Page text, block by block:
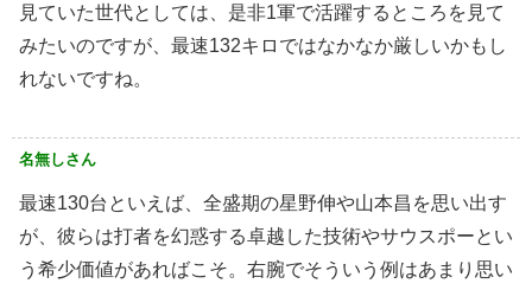
見ていた世代としては、是非1軍で活躍するところを見て
みたいのですが、最速132キロではなかなか厳しいかもし
れないですね。
名無しさん
最速130台といえば、全盛期の星野伸や山本昌を思い出す
が、彼らは打者を幻惑する卓越した技術やサウスポーとい
う希少価値があればこそ。右腕でそういう例はあまり思い